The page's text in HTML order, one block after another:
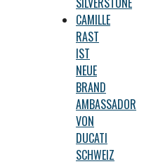
CAMILLE
RAST
IST
NEUE
BRAND
AMBASSADOR
VON
DUCATI
SCHWEIZ